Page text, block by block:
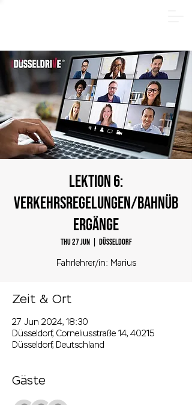
LEKTION 6:
Verkehrsregelungen/Bahnüb
ergänge
Thu 27 Jun
  |
Düsseldorf
Fahrlehrer/in: Marius
Zeit & Ort
27 Jun 2024, 18:30
Düsseldorf, Corneliusstraße 14, 40215
Düsseldorf, Deutschland
Gäste